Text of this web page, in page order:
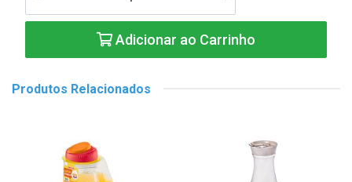
Adicionar ao Carrinho
Produtos Relacionados